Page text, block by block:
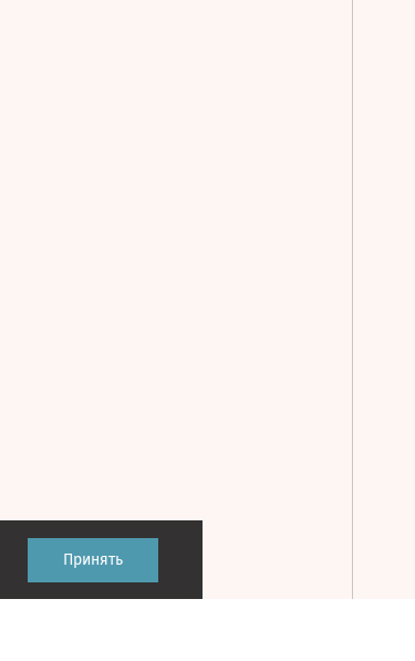
Принять